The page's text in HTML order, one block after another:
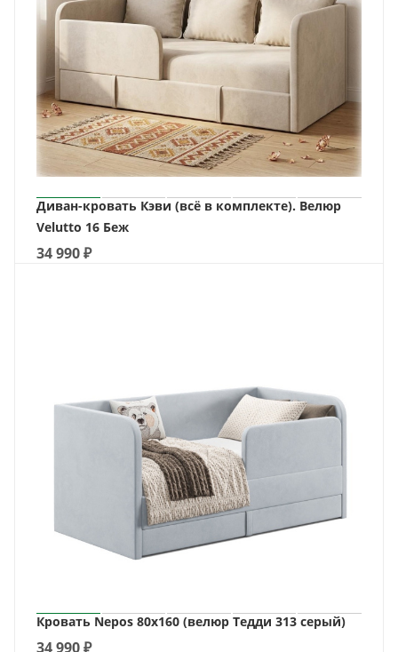
Диван-кровать Кэви (всё в комплекте). Велюр
Velutto 16 Беж
34 990₽
Кровать Nepos 80х160 (велюр Тедди 313 серый)
34 990₽